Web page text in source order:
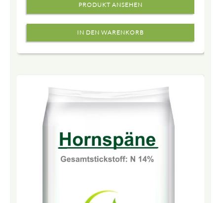
PRODUKT ANSEHEN